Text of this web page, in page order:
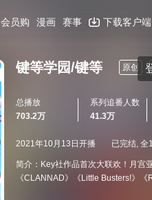
会员购 漫画 赛事 下载客户端
键等学园/键等 原创
总播放
703.2万
系列追番人数
41.3万
2021年10月13日开播 已完结, 全
简介：Key社作品首次大联欢！月宫
《CLANNAD》《Little Busters!》